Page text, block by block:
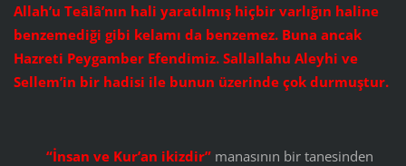
Allah’u Teâlâ’nın hali yaratılmış hiçbir varlığın haline
benzemediği gibi kelamı da benzemez. Buna ancak
Hazreti Peygamber Efendimiz. Sallallahu Aleyhi ve
Sellem’in bir hadisi ile bunun üzerinde çok durmuştur.
“İnsan ve Kur’an ikizdir” manasının bir tanesinden